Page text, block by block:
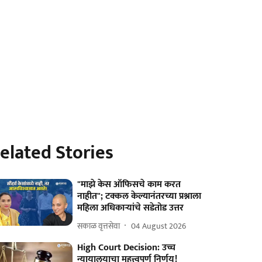
Stories
"माझे केस ऑफिसचे काम करत
नाहीत"; टक्कल केल्यानंतरच्या प्रश्नाला
महिला अधिकाऱ्यांचे सडेतोड उत्तर
सकाळ वृत्तसेवा 04 August 2026
High Court Decision: उच्च